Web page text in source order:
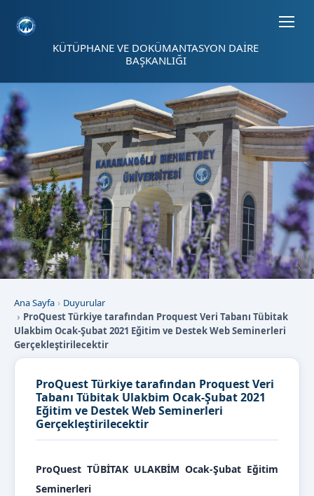
KÜTÜPHANE VE DOKÜMANTASYON DAİRE
BAŞKANLIĞI
Ana Sayfa
Duyurular
ProQuest Türkiye tarafından Proquest Veri Tabanı Tübitak
Ulakbim Ocak-Şubat 2021 Eğitim ve Destek Web Seminerleri
Gerçekleştirilecektir
ProQuest Türkiye tarafından Proquest Veri
Tabanı Tübitak Ulakbim Ocak-Şubat 2021
Eğitim ve Destek Web Seminerleri
Gerçekleştirilecektir
ProQuest TÜBİTAK ULAKBİM Ocak-Şubat Eğitim
Seminerleri